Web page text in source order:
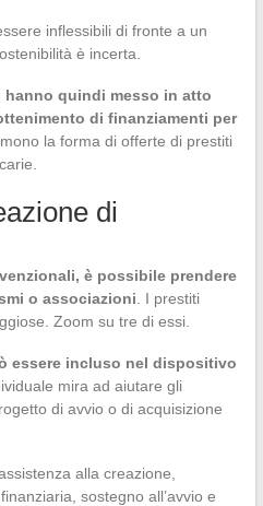
inflessibili di fronte a un
è incerta.
quindi messo in atto
di finanziamenti per
la forma di offerte di prestiti
di
è possibile prendere
o associazioni . I prestiti
Zoom su tre di essi.
essere incluso nel dispositivo
mira ad aiutare gli
di avvio o di acquisizione
alla creazione,
sostegno all’avvio e